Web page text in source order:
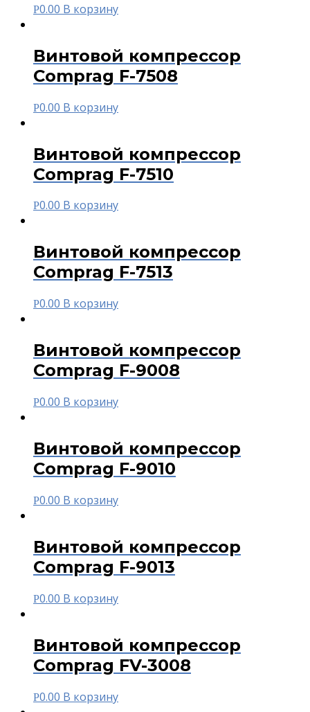
Р0.00 В корзину
Винтовой компрессор
Comprag F-7508
Р0.00 В корзину
Винтовой компрессор
Comprag F-7510
Р0.00 В корзину
Винтовой компрессор
Comprag F-7513
Р0.00 В корзину
Винтовой компрессор
Comprag F-9008
Р0.00 В корзину
Винтовой компрессор
Comprag F-9010
Р0.00 В корзину
Винтовой компрессор
Comprag F-9013
Р0.00 В корзину
Винтовой компрессор
Comprag FV-3008
Р0.00 В корзину